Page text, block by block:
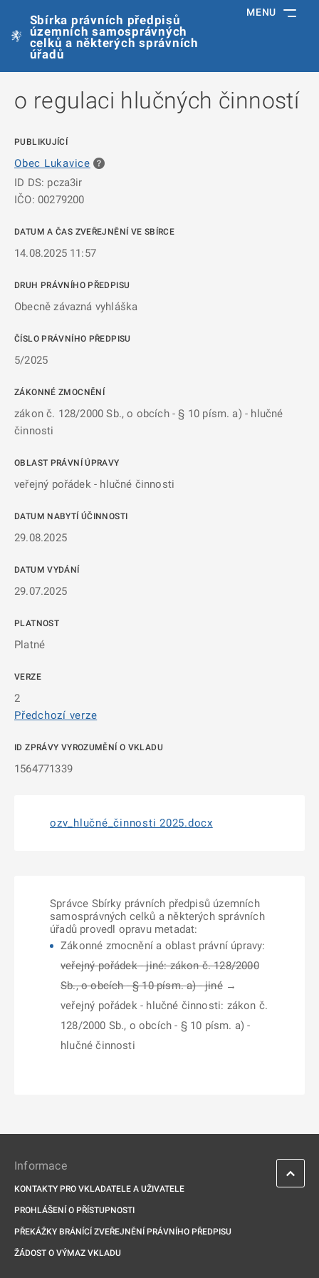
Sbírka právních předpisů
územních samosprávných
celků a některých správních
úřadů
MENU
o regulaci hlučných činností
PUBLIKUJÍCÍ
Obec Lukavice
ID DS: pcza3ir
IČO: 00279200
DATUM A ČAS ZVEŘEJNĚNÍ VE SBÍRCE
14.08.2025 11:57
DRUH PRÁVNÍHO PŘEDPISU
Obecně závazná vyhláška
ČÍSLO PRÁVNÍHO PŘEDPISU
5/2025
ZÁKONNÉ ZMOCNĚNÍ
zákon č. 128/2000 Sb., o obcích - § 10 písm. a) - hlučné
činnosti
OBLAST PRÁVNÍ ÚPRAVY
veřejný pořádek - hlučné činnosti
DATUM NABYTÍ ÚČINNOSTI
29.08.2025
DATUM VYDÁNÍ
29.07.2025
PLATNOST
Platné
VERZE
2
Předchozí verze
ID ZPRÁVY VYROZUMĚNÍ O VKLADU
1564771339
ozv_hlučné_činnosti 2025.docx
Správce Sbírky právních předpisů územních
samosprávných celků a některých správních
úřadů provedl opravu metadat:
Zákonné zmocnění a oblast právní úpravy:
veřejný pořádek - jiné: zákon č. 128/2000
Sb., o obcích - § 10 písm. a) - jiné→
veřejný pořádek - hlučné činnosti: zákon č.
128/2000 Sb., o obcích - § 10 písm. a) -
hlučné činnosti
Informace
KONTAKTY PRO VKLADATELE A UŽIVATELE
PROHLÁŠENÍ O PŘÍSTUPNOSTI
PŘEKÁŽKY BRÁNÍCÍ ZVEŘEJNĚNÍ PRÁVNÍHO PŘEDPISU
ŽÁDOST O VÝMAZ VKLADU